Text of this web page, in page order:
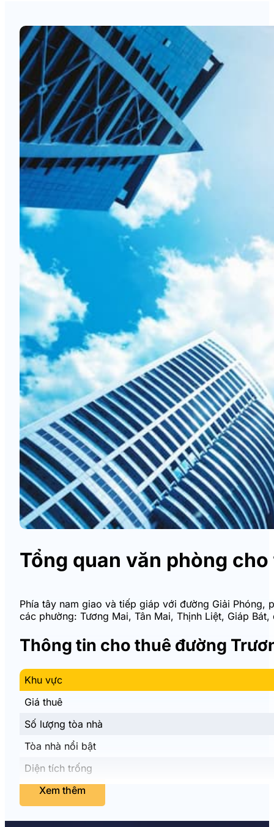
Tổng quan văn phòng
Phía tây nam giao và tiếp giáp với đường Giải
các phường: Tương Mai, Tân Mai, Thịnh Liệt, Giáp
Thông tin cho thuê đường
Khu vực
Giá thuê
Số lượng tòa nhà
Tòa nhà nổi bật
Diện tích trống
Tổng quan tòa văn phòng tại
Xem thêm